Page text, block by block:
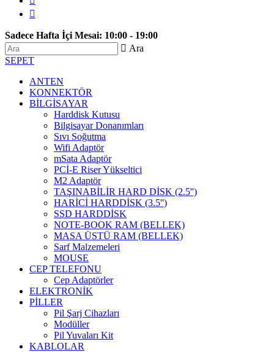

Sadece Hafta İçi Mesai: 10:00 - 19:00
 Ara
SEPET
ANTEN
KONNEKTÖR
BİLGİSAYAR
Harddisk Kutusu
Bilgisayar Donanımları
Sıvı Soğutma
Wifi Adaptör
mSata Adaptör
PCİ-E Riser Yükseltici
M2 Adaptör
TAŞINABİLİR HARD DİSK (2.5'')
HARİCİ HARDDİSK (3.5'')
SSD HARDDİSK
NOTE-BOOK RAM (BELLEK)
MASA ÜSTÜ RAM (BELLEK)
Sarf Malzemeleri
MOUSE
CEP TELEFONU
Cep Adaptörler
ELEKTRONİK
PİLLER
Pil Şarj Cihazları
Modüller
Pil Yuvaları Kit
KABLOLAR